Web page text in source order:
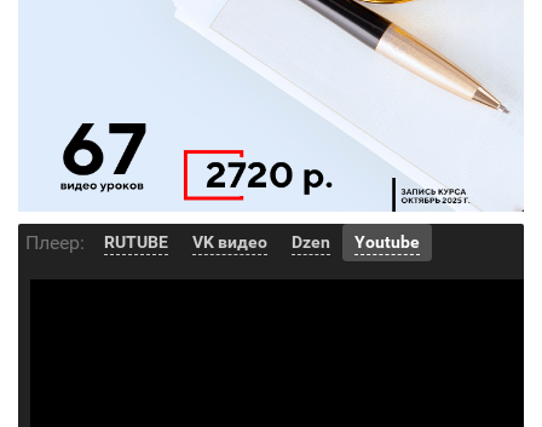
Плеер: RUTUBE VK видео Dzen Youtube